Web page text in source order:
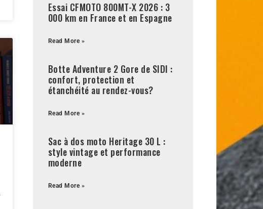
Essai CFMOTO 800MT-X 2026 : 3
000 km en France et en Espagne
Read More »
Botte Adventure 2 Gore de SIDI :
confort, protection et
étanchéité au rendez-vous?
Read More »
Sac à dos moto Heritage 30 L :
style vintage et performance
moderne
Read More »